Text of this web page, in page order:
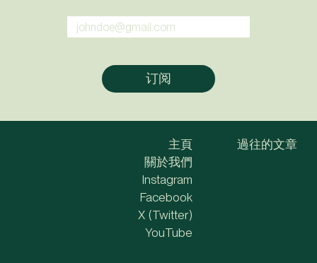
主頁
關於我們
過往的文章
Instagram
Facebook
X (Twitter)
YouTube